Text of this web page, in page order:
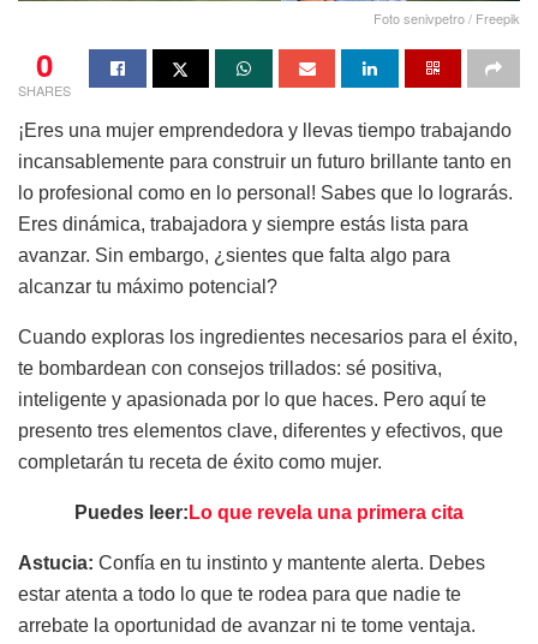
Foto senivpetro / Freepik
0
SHARES
¡Eres una mujer emprendedora y llevas tiempo trabajando
incansablemente para construir un futuro brillante tanto en
lo profesional como en lo personal! Sabes que lo lograrás.
Eres dinámica, trabajadora y siempre estás lista para
avanzar. Sin embargo, ¿sientes que falta algo para
alcanzar tu máximo potencial?
Cuando exploras los ingredientes necesarios para el éxito,
te bombardean con consejos trillados: sé positiva,
inteligente y apasionada por lo que haces. Pero aquí te
presento tres elementos clave, diferentes y efectivos, que
completarán tu receta de éxito como mujer.
Puedes leer: Lo que revela una primera cita
Astucia: Confía en tu instinto y mantente alerta. Debes
estar atenta a todo lo que te rodea para que nadie te
arrebate la oportunidad de avanzar ni te tome ventaja.